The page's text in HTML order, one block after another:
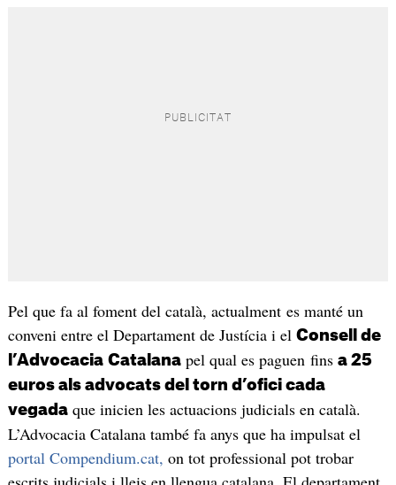
Pel que fa al foment del català, actualment es manté un
conveni entre el Departament de Justícia i el Consell de
l’Advocacia Catalanapel qual es paguen fins a 25
euros als advocats del torn d’ofici cada
vegadaque inicien les actuacions judicials en català.
L’Advocacia Catalana també fa anys que ha impulsat el
portal Compendium.cat, on tot professional pot trobar